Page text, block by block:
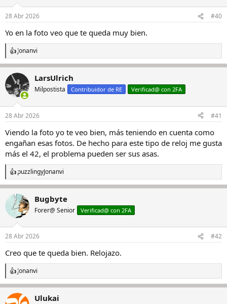
e
:
28 Abr 2026 #40
Yo en la foto veo que te queda muy bien.
R
e
c
c
i
e
:
Jonanvi
LarsUlrich
Milpostista Contribuidor de RE Verificad@ con 2FA
28 Abr 2026 #41
Viendo la foto yo te veo bien, más teniendo en cuenta como
engañan esas fotos. De hecho para este tipo de reloj me gusta
más el 42, el problema pueden ser sus asas.
R
e
a
c
i
e
:
puzzlingyJonanvi
Bugbyte
Forer@ Senior Verificad@ con 2FA
28 Abr 2026 #42
Creo que te queda bien. Relojazo.
R
e
c
Jonanvi
Ulukai